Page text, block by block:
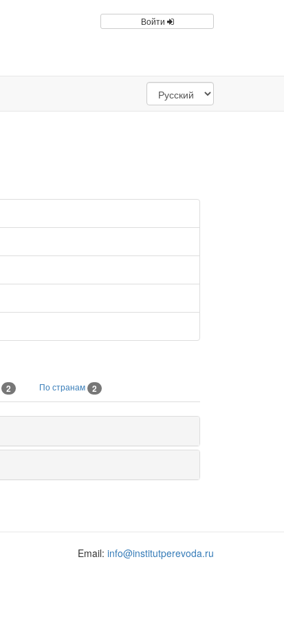
Войти
2 По странам 2
Email: info@institutperevoda.ru